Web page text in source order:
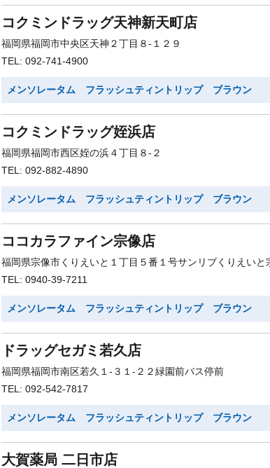
コクミンドラッグ天神新天町店
福岡県福岡市中央区天神２丁目８-１２９
TEL: 092-741-4900
メンソレータム フラッシュティントリップ ブラウン
コクミンドラッグ姪浜店
福岡県福岡市西区姪の浜４丁目８-２
TEL: 092-882-4890
メンソレータム フラッシュティントリップ ブラウン
ココカラファイン宗像店
福岡県宗像市くりえいと１丁目５番１号サンリブくりえいと
TEL: 0940-39-7211
メンソレータム フラッシュティントリップ ブラウン
ドラッグセガミ若久店
福岡県福岡市南区若久１-３１-２２緑園前バス停前
TEL: 092-542-7817
メンソレータム フラッシュティントリップ ブラウン
大賀薬局 二日市店